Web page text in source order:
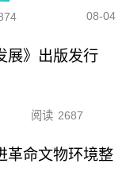
08-04
展》出版发行
阅读 2687
革命文物环境整